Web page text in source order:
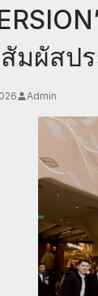
มผัสป
Admin